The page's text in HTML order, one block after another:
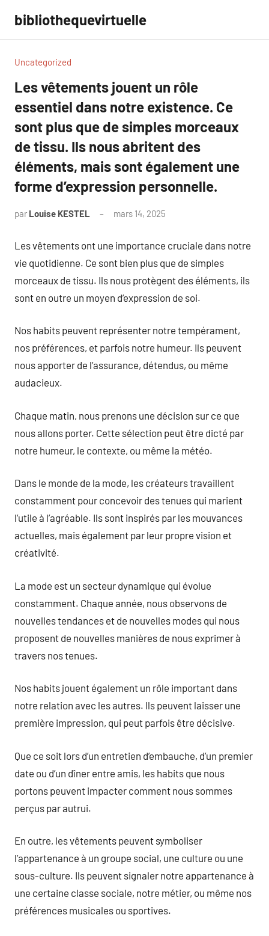
contenu
bibliothequevirtuelle
Uncategorized
Les vêtements jouent un rôle
essentiel dans notre existence. Ce
sont plus que de simples morceaux
de tissu. Ils nous abritent des
éléments, mais sont également une
forme d’expression personnelle.
par Louise KESTEL mars 14, 2025
Les vêtements ont une importance cruciale dans notre
vie quotidienne. Ce sont bien plus que de simples
morceaux de tissu. Ils nous protègent des éléments, ils
sont en outre un moyen d’expression de soi.
Nos habits peuvent représenter notre tempérament,
nos préférences, et parfois notre humeur. Ils peuvent
nous apporter de l’assurance, détendus, ou même
audacieux.
Chaque matin, nous prenons une décision sur ce que
nous allons porter. Cette sélection peut être dicté par
notre humeur, le contexte, ou même la météo.
Dans le monde de la mode, les créateurs travaillent
constamment pour concevoir des tenues qui marient
l’utile à l’agréable. Ils sont inspirés par les mouvances
actuelles, mais également par leur propre vision et
créativité.
La mode est un secteur dynamique qui évolue
constamment. Chaque année, nous observons de
nouvelles tendances et de nouvelles modes qui nous
proposent de nouvelles manières de nous exprimer à
travers nos tenues.
Nos habits jouent également un rôle important dans
notre relation avec les autres. Ils peuvent laisser une
première impression, qui peut parfois être décisive.
Que ce soit lors d’un entretien d’embauche, d’un premier
date ou d’un dîner entre amis, les habits que nous
portons peuvent impacter comment nous sommes
perçus par autrui.
En outre, les vêtements peuvent symboliser
l’appartenance à un groupe social, une culture ou une
sous-culture. Ils peuvent signaler notre appartenance à
une certaine classe sociale, notre métier, ou même nos
préférences musicales ou sportives.